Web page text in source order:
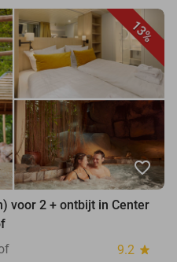
13%
favorite_border
voor 2 + ontbijt in Center
9.2 star